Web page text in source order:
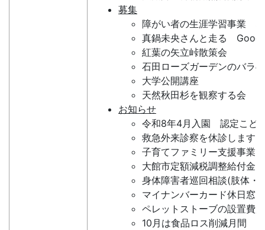
募集
障がい者の生涯学習事業
真鍋未央さんと走る Good
紅葉の矢立峠散策会
石田ローズガーデンのバラ
大学公開講座
天然秋田杉を観察する会
お知らせ
令和8年4月入園 認定こど
救急外来診察を休診します
子育てファミリー支援事業
大館市定額減税調整給付金(
身体障害者巡回相談(肢体・
マイナンバーカード休日窓口
ペレットストーブの設置費
10月は食品ロス削減月間